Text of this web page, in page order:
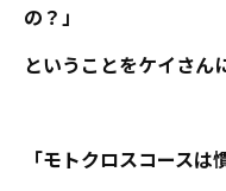
の？」
ということをケイさん
「モトクロスコースは